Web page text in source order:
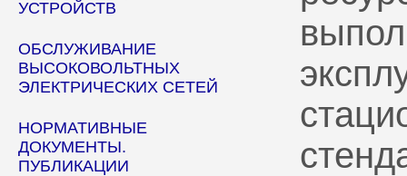
УСТРОЙСТВ
ОБСЛУЖИВАНИЕ
ВЫСОКОВОЛЬТНЫХ
ЭЛЕКТРИЧЕСКИХ СЕТЕЙ
НОРМАТИВНЫЕ
ДОКУМЕНТЫ.
ПУБЛИКАЦИИ